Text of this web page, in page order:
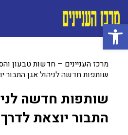
פתח סרגל נגישות
מרכז העניינים – חדשות טבעון
שותפות חדשה לניהול אגן התבור
שותפות חדשה
התבור יוצאת